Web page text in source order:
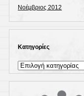
Νοέμβριος 2012
Kατηγορίες
Kατηγορίες